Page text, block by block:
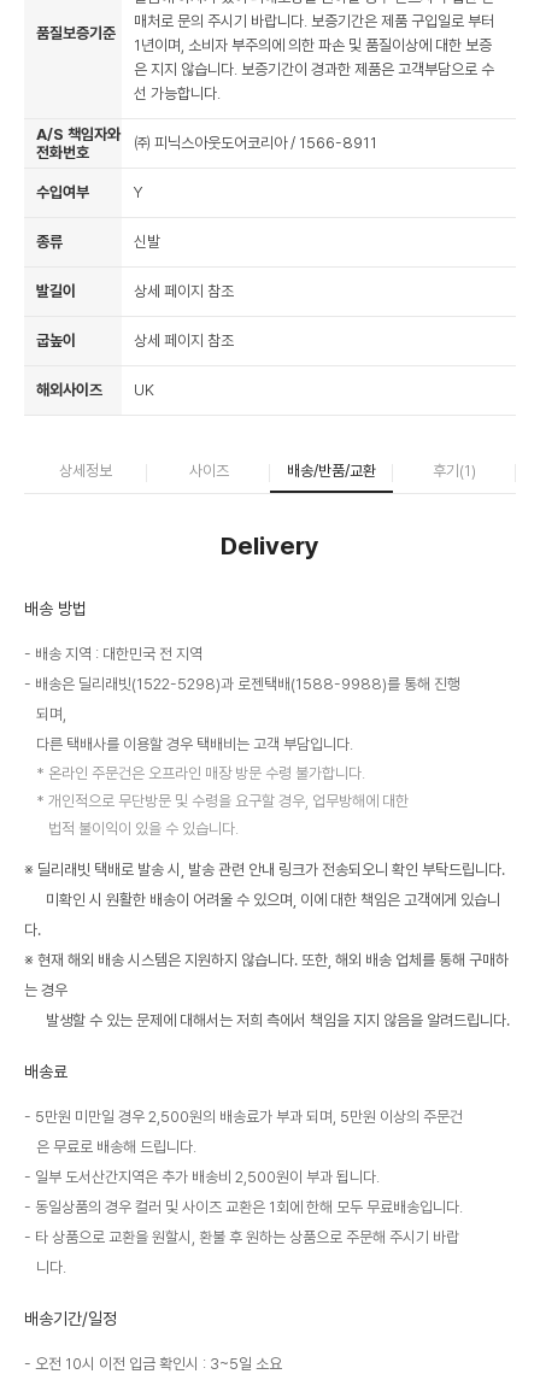
품질보증기준
매처로 문의 주시기 바랍니다. 보증기간은 제품 구입일로 부터
1년이며, 소비자 부주의에 의한 파손 및 품질이상에 대한 보증
은 지지 않습니다. 보증기간이 경과한 제품은 고객부담으로 수
선 가능합니다.
A/S 책임자와
전화번호
㈜ 피닉스아웃도어코리아 / 1566-8911
수입여부 Y
종류 신발
발길이 상세 페이지 참조
굽높이 상세 페이지 참조
해외사이즈 UK
상세정보 사이즈 배송/반품/교환 후기(1)
Delivery
배송 방법
배송 지역 : 대한민국 전 지역
배송은 딜리래빗(1522-5298)과 로젠택배(1588-9988)를 통해 진행
되며,
다른 택배사를 이용할 경우 택배비는 고객 부담입니다.
온라인 주문건은 오프라인 매장 방문 수령 불가합니다.
개인적으로 무단방문 및 수령을 요구할 경우, 업무방해에 대한
법적 불이익이 있을 수 있습니다.
※ 딜리래빗 택배로 발송 시, 발송 관련 안내 링크가 전송되오니 확인 부탁드립니다.
미확인 시 원활한 배송이 어려울 수 있으며, 이에 대한 책임은 고객에게 있습니
다.
※ 현재 해외 배송 시스템은 지원하지 않습니다. 또한, 해외 배송 업체를 통해 구매하
는 경우
발생할 수 있는 문제에 대해서는 저희 측에서 책임을 지지 않음을 알려드립니다.
배송료
5만원 미만일 경우 2,500원의 배송료가 부과 되며, 5만원 이상의 주문건
은 무료로 배송해 드립니다.
일부 도서산간지역은 추가 배송비 2,500원이 부과 됩니다.
동일상품의 경우 컬러 및 사이즈 교환은 1회에 한해 모두 무료배송입니다.
타 상품으로 교환을 원할시, 환불 후 원하는 상품으로 주문해 주시기 바랍
니다.
배송기간/일정
오전 10시 이전 입금 확인시 : 3~5일 소요